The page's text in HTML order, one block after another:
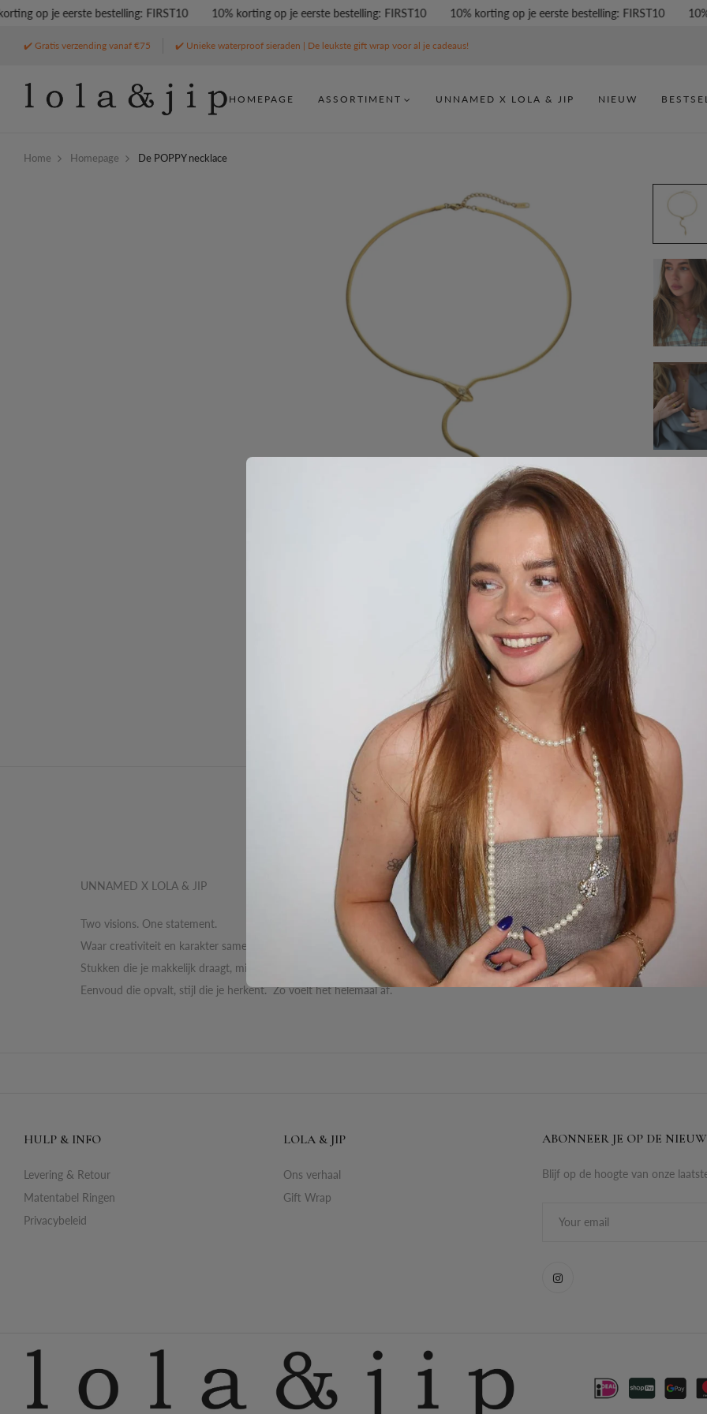
op je eerste bestelling: FIRST10 10% korting op je eerste bestelling: FIRST10 10% korting op je eerste bestelling: FIRST10 10%
✔️ Gratis verzending vanaf €75 ✔️ Unieke waterproof sieraden | De leukste gift wrap voor al je cadeaus!
HOMEPAGE ASSORTIMENT UNNAMED X LOLA & JIP NIEUW
Home Homepage De POPPY necklace
Omschrijving Reviews Waarom bestellen bij
UNNAMED X LOLA & JIP
Two visions. One statement.
Waar creativiteit en karakter samenkomen, ontstaat iets unieks. Deze collab brengt het beste van beide werelden samen.
Stukken die je makkelijk draagt, mixt en eigen maakt. Precies zoals het bedoeld is.
Eenvoud die opvalt, stijl die je herkent. Zo voelt het helemaal af.
HULP & INFO
Levering & Retour
Matentabel Ringen
Privacybeleid
LOLA & JIP
Ons verhaal
Gift Wrap
ABONNEER JE OP DE
Blijf op de hoogte van onze